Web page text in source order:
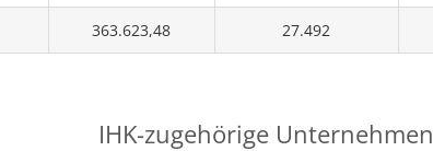
363.623,48 27.492
IHK-zugehörige Unternehmen